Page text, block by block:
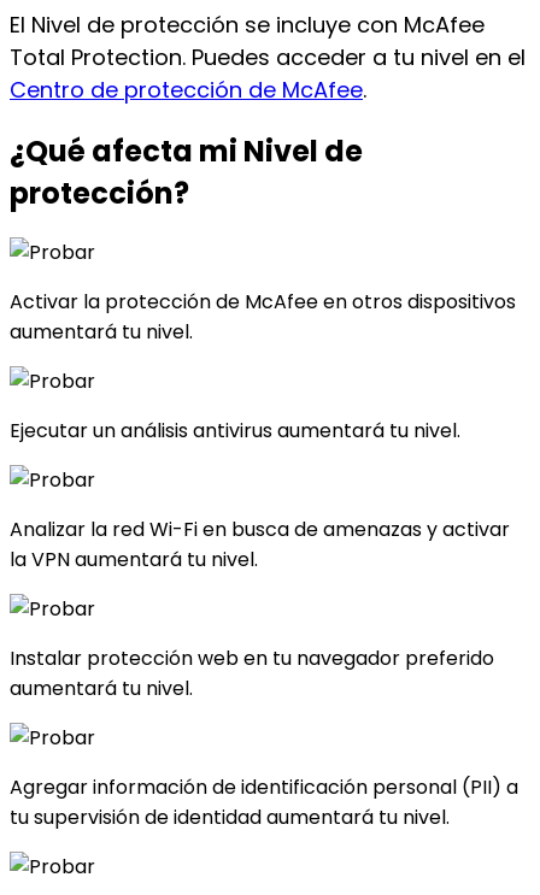
El Nivel de protección se incluye con McAfee
Total Protection. Puedes acceder a tu nivel en el
Centro de protección de McAfee.
¿Qué afecta mi Nivel de
protección?
Activar la protección de McAfee en otros dispositivos
aumentará tu nivel.
Ejecutar un análisis antivirus aumentará tu nivel.
Analizar la red Wi-Fi en busca de amenazas y activar
la VPN aumentará tu nivel.
Instalar protección web en tu navegador preferido
aumentará tu nivel.
Agregar información de identificación personal (PII) a
tu supervisión de identidad aumentará tu nivel.